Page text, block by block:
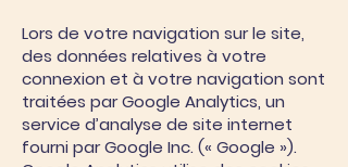
Lors de votre navigation sur le site,
des données relatives à votre
connexion et à votre navigation sont
traitées par Google Analytics, un
service d’analyse de site internet
fourni par Google Inc. (« Google »).